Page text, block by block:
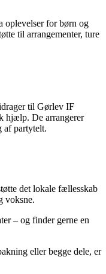
oplevelser for børn og
til arrangementer, ture
til Gørlev IF
hjælp. De arrangerer
af partytelt.
det lokale fællesskab
voksne.
– og finder gerne en
eller begge dele, er